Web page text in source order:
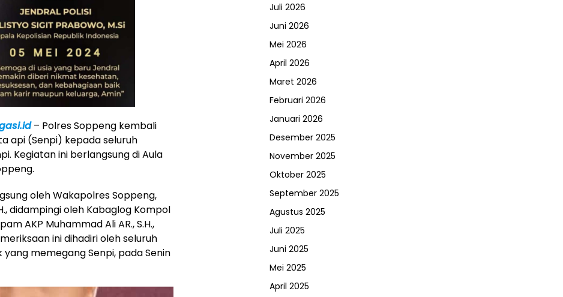
– Polres Soppeng kembali
api (Senpi) kepada seluruh
Kegiatan ini berlangsung di Aula
oleh Wakapolres Soppeng,
didampingi oleh Kabaglog Kompol
AKP Muhammad Ali AR., S.H.,
ini dihadiri oleh seluruh
memegang Senpi, pada Senin
Juli 2026
Juni 2026
Mei 2026
April 2026
Maret 2026
Februari 2026
Januari 2026
Desember 2025
November 2025
Oktober 2025
September 2025
Agustus 2025
Juli 2025
Juni 2025
Mei 2025
April 2025